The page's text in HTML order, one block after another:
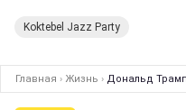
Koktebel Jazz Party
Главная › Жизнь › Дональд